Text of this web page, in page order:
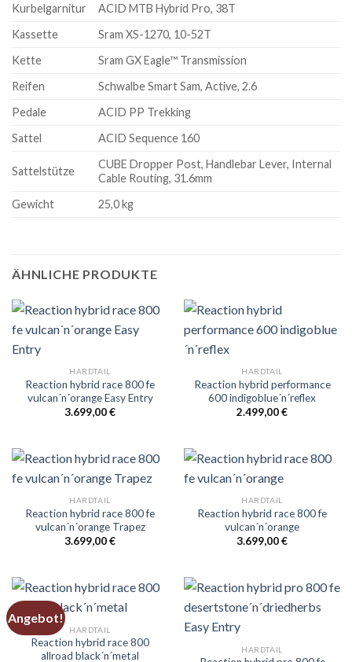
Kurbelgarnitur
ACID MTB Hybrid Pro, 38T
Kassette
Sram XS-1270, 10-52T
Kette
Sram GX Eagle™ Transmission
Reifen
Schwalbe Smart Sam, Active, 2.6
Pedale
ACID PP Trekking
Sattel
ACID Sequence 160
Sattelstütze
CUBE Dropper Post, Handlebar Lever, Internal
Cable Routing, 31.6mm
Gewicht
25,0 kg
ÄHNLICHE PRODUKTE
HARDTAIL
Reaction hybrid race 800 fe
vulcan´n´orange Easy Entry
3.699,00€
HARDTAIL
Reaction hybrid performance
600 indigoblue´n´reflex
2.499,00€
HARDTAIL
Reaction hybrid race 800 fe
vulcan´n´orange Trapez
3.699,00€
HARDTAIL
Reaction hybrid race 800 fe
vulcan´n´orange
3.699,00€
Angebot!
HARDTAIL
Reaction hybrid race 800
allroad black´n´metal
HARDTAIL